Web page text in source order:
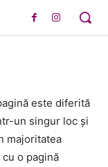
este diferită
un singur loc și
majoritatea
o pagină